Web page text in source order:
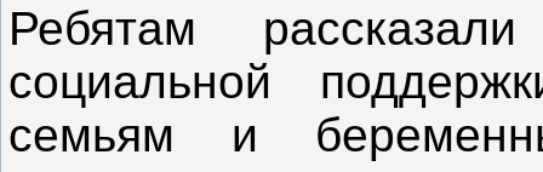
Ребятам
социальной
семьям и